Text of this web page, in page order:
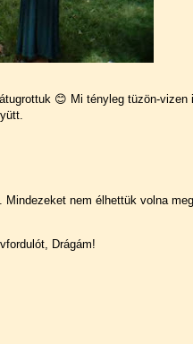
😊 Mi tényleg tüzön-vizen
nem élhettük volna
Drágám!